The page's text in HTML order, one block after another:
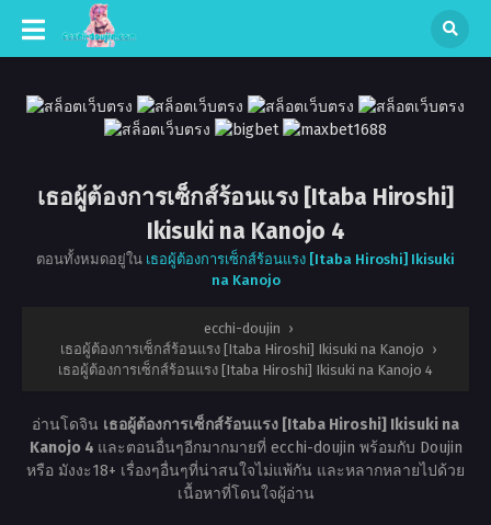
เธอผู้ต้องการเซ็กส์ร้อนแรง [Itaba Hiroshi]
Ikisuki na Kanojo 4
ตอนทั้งหมดอยู่ใน เธอผู้ต้องการเซ็กส์ร้อนแรง [Itaba Hiroshi] Ikisuki
na Kanojo
ecchi-doujin ›
เธอผู้ต้องการเซ็กส์ร้อนแรง [Itaba Hiroshi] Ikisuki na Kanojo ›
เธอผู้ต้องการเซ็กส์ร้อนแรง [Itaba Hiroshi] Ikisuki na Kanojo 4
อ่านโดจิน เธอผู้ต้องการเซ็กส์ร้อนแรง [Itaba Hiroshi] Ikisuki na
Kanojo 4 และตอนอื่นๆอีกมากมายที่ ecchi-doujin พร้อมกับ Doujin
หรือ มังงะ18+ เรื่องๆอื่นๆที่น่าสนใจไม่แพ้กัน และหลากหลายไปด้วย
เนื้อหาที่โดนใจผู้อ่าน